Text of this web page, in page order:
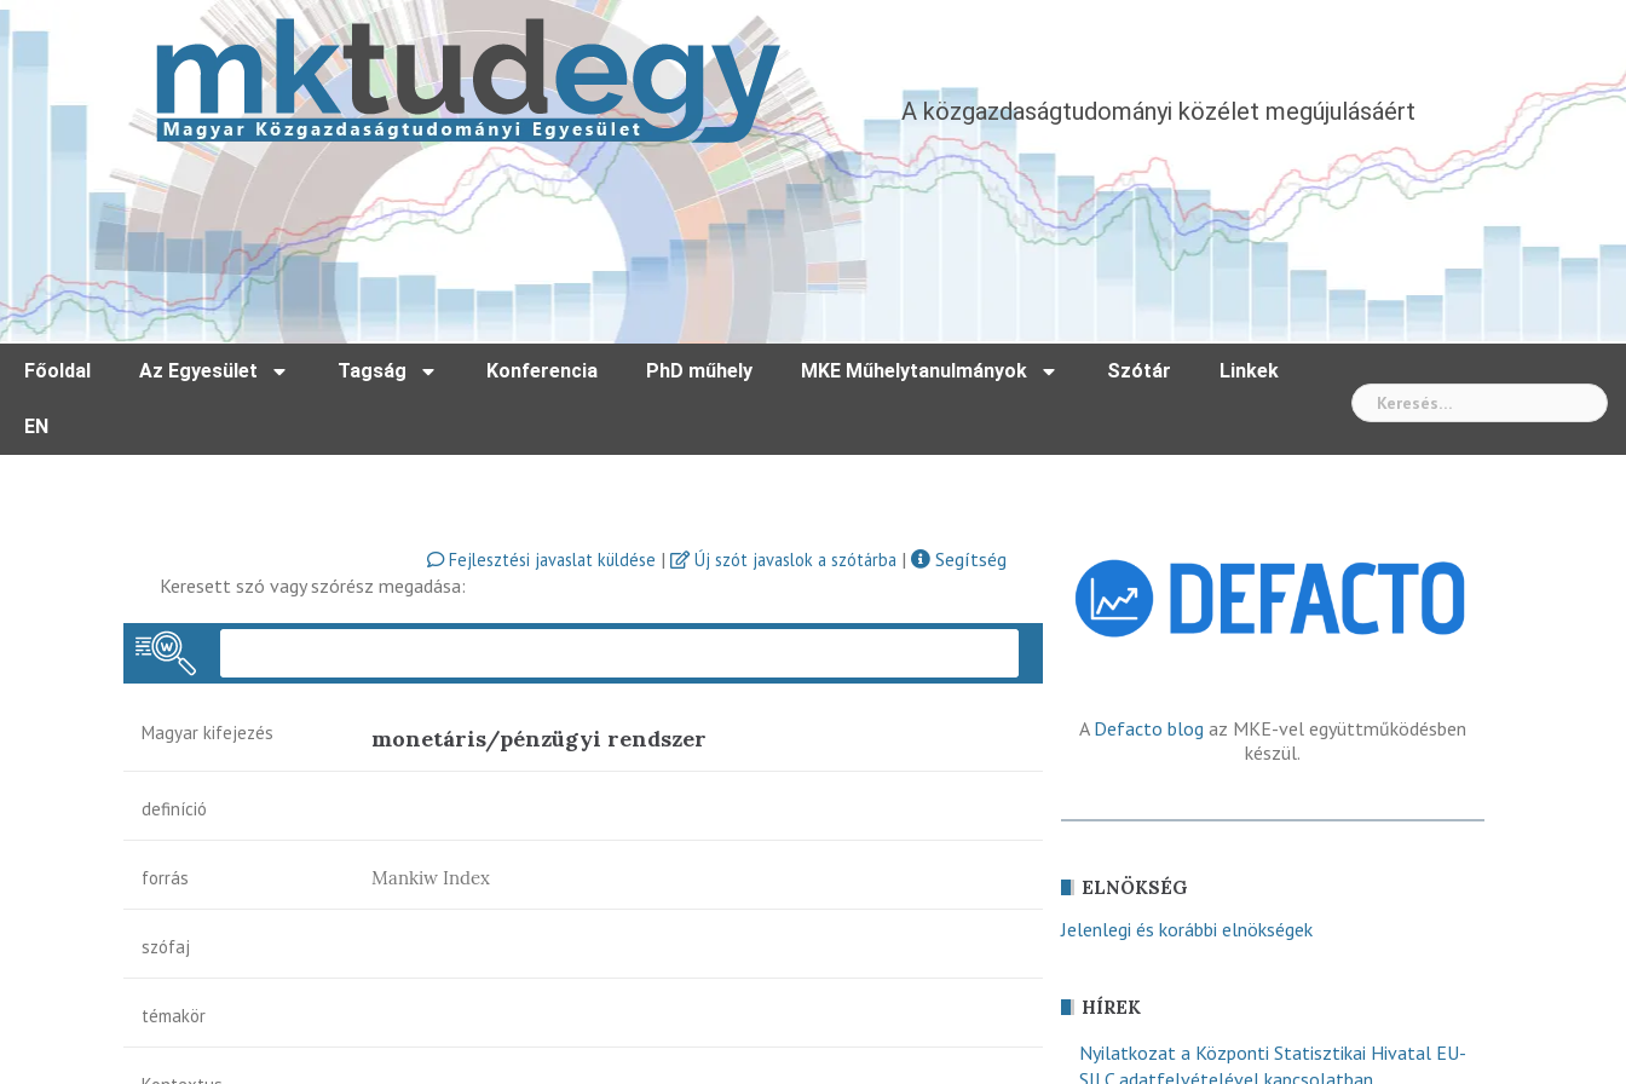
A közgazdaságtudományi közélet megújulásáért
Főoldal Az Egyesület Tagság Konferencia PhD műhely MKE Műhelytanulmányok Szótár Linkek
EN
Fejlesztési javaslat küldése | Új szót javaslok a szótárba |
Segítség
Keresett szó vagy szórész megadása:
Magyar kifejezés monetáris/pénzügyi rendszer
definíció
forrás Mankiw Index
szófaj
témakör
A Defacto blog az MKE-vel együttműködésben
készül.
ELNÖKSÉG
Jelenlegi és korábbi elnökségek
HÍREK
Nyilatkozat a Központi Statisztikai Hivatal EU-
SILC adatfelvételével kapcsolatban